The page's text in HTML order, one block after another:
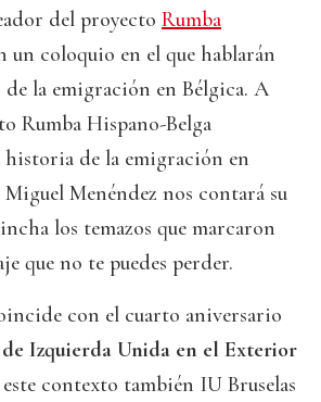
del proyecto Rumba
un coloquio en el que hablarán
de la emigración en Bélgica. A
Rumba Hispano-Belga
de la emigración en
Menéndez nos contará su
los temazos que marcaron
que no te puedes perder.
con el cuarto aniversario
Izquierda Unida en el Exterior
contexto también IU Bruselas